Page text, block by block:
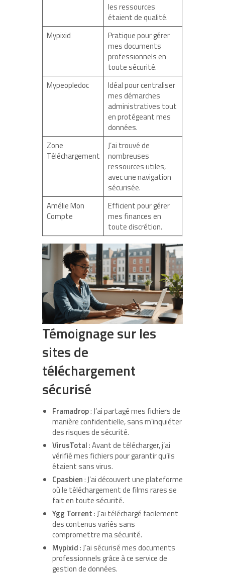
les ressources
étaient de qualité.
Mypixid
Pratique pour gérer
mes documents
professionnels en
toute sécurité.
Mypeopledoc
Idéal pour centraliser
mes démarches
administratives tout
en protégeant mes
données.
Zone
Téléchargement
J’ai trouvé de
nombreuses
ressources utiles,
avec une navigation
sécurisée.
Amélie Mon
Compte
Efficient pour gérer
mes finances en
toute discrétion.
Témoignage sur les
sites de
téléchargement
sécurisé
Framadrop: J’ai partagé mes fichiers de
manière confidentielle, sans m’inquiéter
des risques de sécurité.
VirusTotal: Avant de télécharger, j’ai
vérifié mes fichiers pour garantir qu’ils
étaient sans virus.
Cpasbien: J’ai découvert une plateforme
où le téléchargement de films rares se
fait en toute sécurité.
Ygg Torrent: J’ai téléchargé facilement
des contenus variés sans
compromettre ma sécurité.
Mypixid: J’ai sécurisé mes documents
professionnels grâce à ce service de
gestion de données.